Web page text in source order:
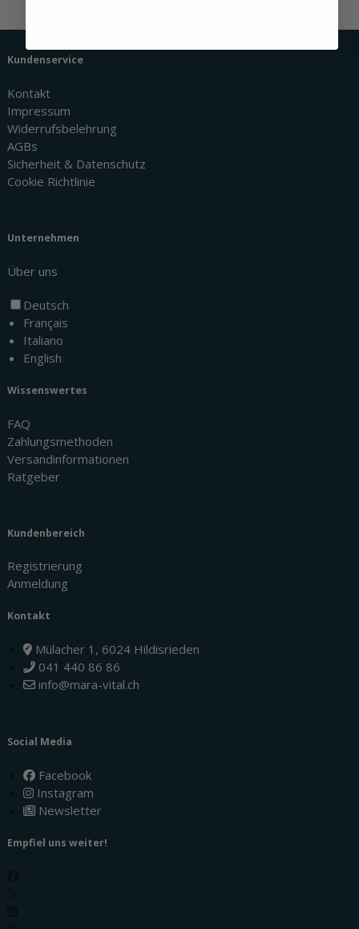
Kundenservice
Kontakt
Impressum
Widerrufsbelehrung
AGBs
Sicherheit & Datenschutz
Cookie Richtlinie
Unternehmen
Über uns
Deutsch
Français
Italiano
English
Wissenswertes
FAQ
Zahlungsmethoden
Versandinformationen
Ratgeber
Kundenbereich
Registrierung
Anmeldung
Kontakt
Mülacher 1, 6024 Hildisrieden
041 440 86 86
info@mara-vital.ch
Social Media
Facebook
Instagram
Newsletter
Empfiel uns weiter!